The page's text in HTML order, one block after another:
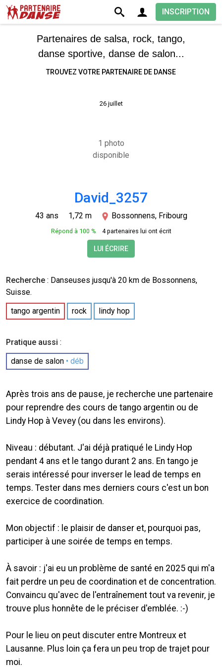
INSCRIPTION
Partenaires de salsa, rock, tango,
danse sportive, danse de salon...
TROUVEZ VOTRE PARTENAIRE DE DANSE
26 juillet
1 photo
disponible
David_3257
43 ans 1,72 m Bossonnens, Fribourg
Répond à 100 % 4 partenaires lui ont écrit
LUI ÉCRIRE
Recherche : Danseuses jusqu'à 20 km de Bossonnens,
Suisse.
tango argentin
rock lindy hop
Pratique aussi :
danse de salon • déb
Après trois ans de pause, je recherche une partenaire
pour reprendre des cours de tango argentin ou de
Lindy Hop à Vevey (ou dans les environs).
Niveau : débutant. J'ai déjà pratiqué le Lindy Hop
pendant 4 ans et le tango durant 2 ans. En tango je
serais intéressé pour inverser le lead de temps en
temps. Tester dans mes derniers cours c'est un bon
exercice de coordination.
Mon objectif : le plaisir de danser et, pourquoi pas,
participer à une soirée de temps en temps.
À savoir : j'ai eu un problème de santé en 2025 qui m'a
fait perdre un peu de coordination et de concentration.
Convaincu qu'avec de l'entraînement tout va revenir, je
trouve plus honnête de le préciser d'emblée. :-)
Pour le lieu on peut discuter entre Montreux et
Lausanne. Plus loin ça fera un peu trop de trajet pour
moi.